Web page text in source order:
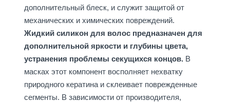
дополнительный блеск, и служит защитой от
механических и химических повреждений.
Жидкий силикон для волос предназначен для
дополнительной яркости и глубины цвета,
устранения проблемы секущихся концов.В
масках этот компонент восполняет нехватку
природного кератина и склеивает поврежденные
сегменты. В зависимости от производителя,